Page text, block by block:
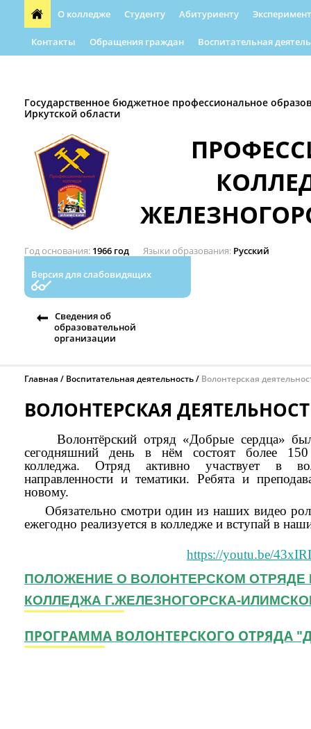
О колледже Студенту Абитуриенту
Контакты Обращения граждан Воспитательная
Государственное бюджетное профессиональное
Иркутской области
Год основания 1966 год Языки образования Русский
Версия для слабовидящих
Сведения об
образовательной
организации
Главная Воспитательная деятельность Волонтерская
ВОЛОНТЕРСКАЯ
Волонтёрский отряд «Добрые сердца» был
сегодняшний день в нём состоят более 150
колледжа.Отряд активно участвует в
направленности и тематики. Ребята и
новому.
Обязательно смотри один из наших видео
ежегодно реализуется в колледже и вступай в
https://youtu.be/
ПОЛОЖЕНИЕ О ВОЛОНТЕРСКОМ
КОЛЛЕДЖА Г.ЖЕЛЕЗНОГОРСКА-
ПРОГРАММА ВОЛОНТЕРСКОГО ОТРЯДА